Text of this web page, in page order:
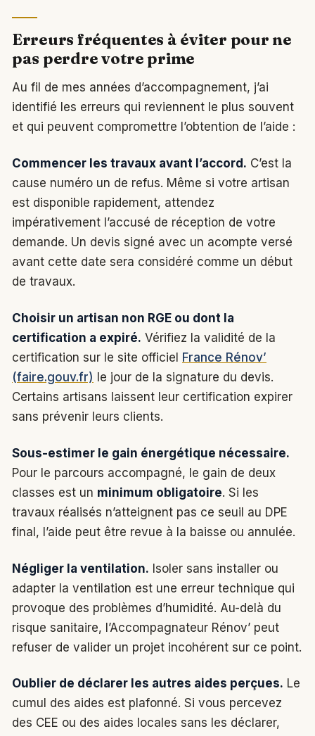
Erreurs fréquentes à éviter pour ne
pas perdre votre prime
Au fil de mes années d’accompagnement, j’ai
identifié les erreurs qui reviennent le plus souvent
et qui peuvent compromettre l’obtention de l’aide :
Commencer les travaux avant l’accord. C’est la
cause numéro un de refus. Même si votre artisan
est disponible rapidement, attendez
impérativement l’accusé de réception de votre
demande. Un devis signé avec un acompte versé
avant cette date sera considéré comme un début
de travaux.
Choisir un artisan non RGE ou dont la
certification a expiré. Vérifiez la validité de la
certification sur le site officiel France Rénov’
(faire.gouv.fr) le jour de la signature du devis.
Certains artisans laissent leur certification expirer
sans prévenir leurs clients.
Sous-estimer le gain énergétique nécessaire.
Pour le parcours accompagné, le gain de deux
classes est un minimum obligatoire. Si les
travaux réalisés n’atteignent pas ce seuil au DPE
final, l’aide peut être revue à la baisse ou annulée.
Négliger la ventilation. Isoler sans installer ou
adapter la ventilation est une erreur technique qui
provoque des problèmes d’humidité. Au-delà du
risque sanitaire, l’Accompagnateur Rénov’ peut
refuser de valider un projet incohérent sur ce point.
Oublier de déclarer les autres aides perçues. Le
cumul des aides est plafonné. Si vous percevez
des CEE ou des aides locales sans les déclarer,